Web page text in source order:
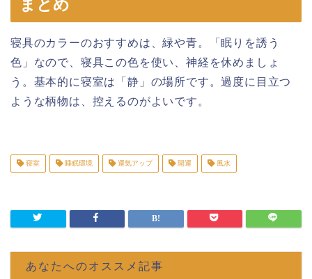
まとめ
寝具のカラーのおすすめは、緑や青。「眠りを誘う
色」なので、寝具この色を使い、神経を休めましょ
う。基本的に寝室は「静」の場所です。過度に目立つ
ような柄物は、控えるのがよいです。
寝室 睡眠環境 運気アップ 開運 風水
あなたへのオススメ記事